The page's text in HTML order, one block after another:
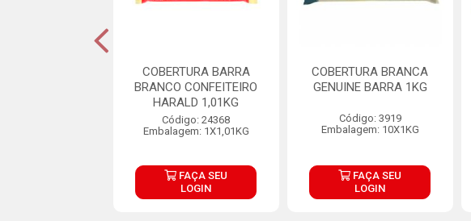
COBERTURA BARRA
BRANCO CONFEITEIRO
HARALD 1,01KG
Código: 24368
Embalagem: 1X1,01KG
FAÇA SEU
LOGIN
COBERTURA BRANCA
GENUINE BARRA 1KG
Código: 3919
Embalagem: 10X1KG
FAÇA SEU
LOGIN